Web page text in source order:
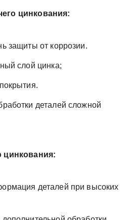
цинкования:
защиты от коррозии.
слой цинка;
деталей сложной
цинкования:
деталей при высоких